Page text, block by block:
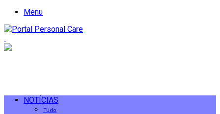
Menu
NOTÍCIAS
Tudo